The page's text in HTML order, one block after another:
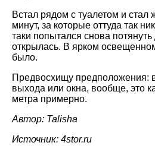
Встал рядом с туалетом и стал
минут, за которые оттуда так
таки попытался снова
открылась. В ярком
было.
Предвосхищу предположения: в
выхода или окна, вообще, это
метра примерно.
Автор: Talisha
Источник: 4stor.ru